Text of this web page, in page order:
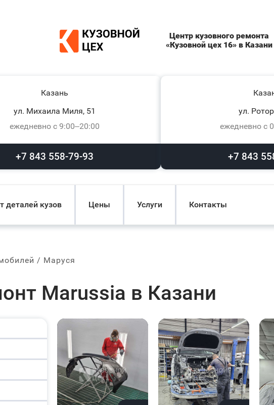
Центр кузовного ремонта
«Кузовной цех 16» в Казани
Казань
ул. Михаила Миля, 51
ежедневно с 9:00–20:00
+7 843 558-79-93
ул.
ежедневно с
+7 843
деталей кузов Цены Услуги Контакты
Маруся
Marussia в Казани